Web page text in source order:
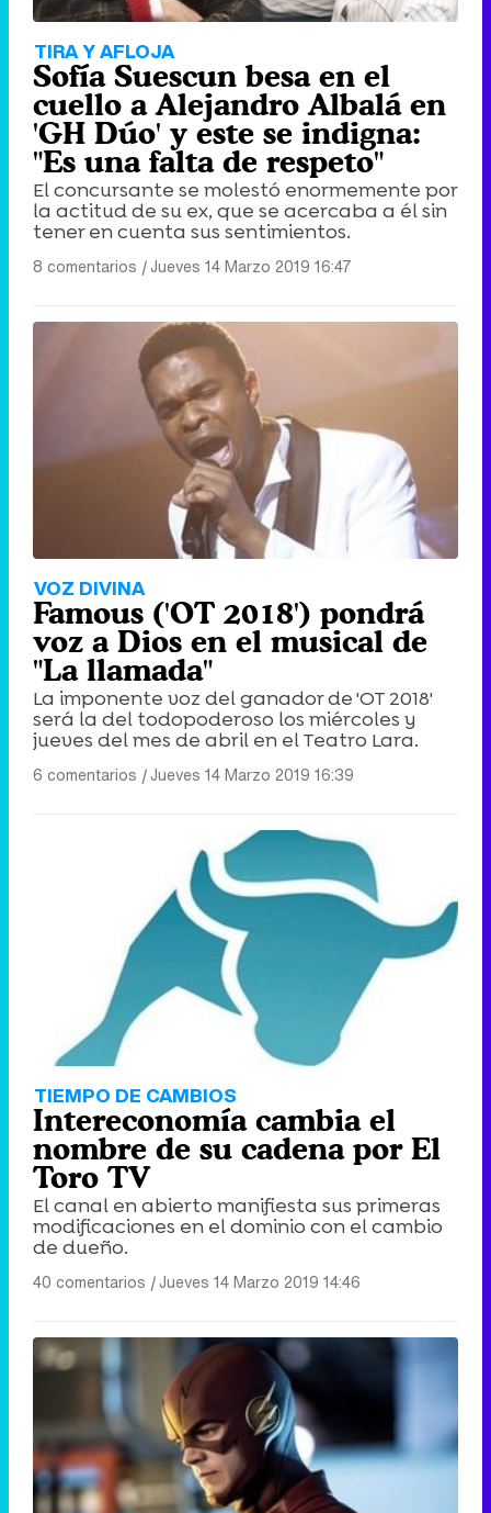
TIRA Y AFLOJA
Sofía Suescun besa en el
cuello a Alejandro Albalá en
'GH Dúo' y este se indigna:
"Es una falta de respeto"
El concursante se molestó enormemente por
la actitud de su ex, que se acercaba a él sin
tener en cuenta sus sentimientos.
8 comentarios |Jueves 14 Marzo 2019 16:47
VOZ DIVINA
Famous ('OT 2018') pondrá
voz a Dios en el musical de
"La llamada"
La imponente voz del ganador de 'OT 2018'
será la del todopoderoso los miércoles y
jueves del mes de abril en el Teatro Lara.
6 comentarios |Jueves 14 Marzo 2019 16:39
TIEMPO DE CAMBIOS
Intereconomía cambia el
nombre de su cadena por El
Toro TV
El canal en abierto manifiesta sus primeras
modificaciones en el dominio con el cambio
de dueño.
40 comentarios |Jueves 14 Marzo 2019 14:46